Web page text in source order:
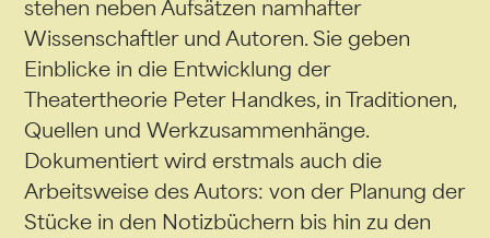
stehen neben Aufsätzen namhafter
Wissenschaftler und Autoren. Sie geben
Einblicke in die Entwicklung der
Theatertheorie Peter Handkes, in Traditionen,
Quellen und Werkzusammenhänge.
Dokumentiert wird erstmals auch die
Arbeitsweise des Autors: von der Planung der
Stücke in den Notizbüchern bis hin zu den